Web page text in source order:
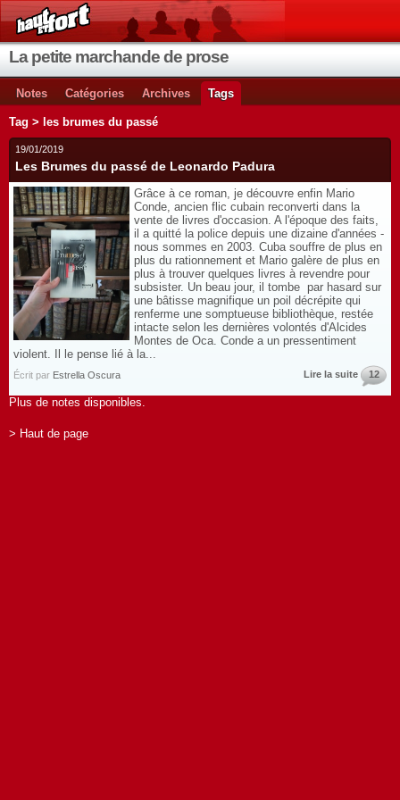
La petite marchande de prose
Notes Catégories Archives Tags
Tag > les brumes du passé
19/01/2019
Les Brumes du passé de Leonardo Padura
Grâce à ce roman, je découvre enfin Mario
Conde, ancien flic cubain reconverti dans la
vente de livres d'occasion. A l'époque des faits,
il a quitté la police depuis une dizaine d'années -
nous sommes en 2003. Cuba souffre de plus en
plus du rationnement et Mario galère de plus en
plus à trouver quelques livres à revendre pour
subsister. Un beau jour, il tombe par hasard sur
une bâtisse magnifique un poil décrépite qui
renferme une somptueuse bibliothèque, restée
intacte selon les dernières volontés d'Alcides
Montes de Oca. Conde a un pressentiment
violent. Il le pense lié à la...
Écrit par Estrella Oscura Lire la suite 12
Plus de notes disponibles.
> Haut de page